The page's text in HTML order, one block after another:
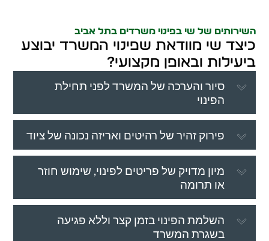
השירותים של שי בפינוי משרדים בתל אביב
כיצד שי מוודאת שפינוי המשרד יבוצע
ביעילות ובאופן מקצועי?
סיור והערכה של המשרד לפני תחילת
הפינוי
פירוק זהיר של רהיטים ואריזה נכונה של ציוד
מיון מדויק של פריטים לפינוי, שימוש חוזר
או תרומה
השלמת הפינוי בזמן קצר וללא פגיעה
בשגרת המשרד